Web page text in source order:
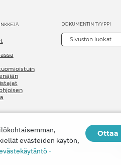
DOKUMENTIN TYYPPI
Sivuston luokat
Watch Tower Bible
evästeiden käytön,
-
Ottaa